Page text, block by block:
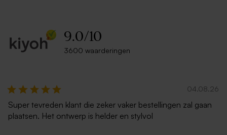
9.0/10
3600 waarderingen
04.08.26
Super tevreden klant die zeker vaker bestellingen zal gaan
plaatsen. Het ontwerp is helder en stylvol